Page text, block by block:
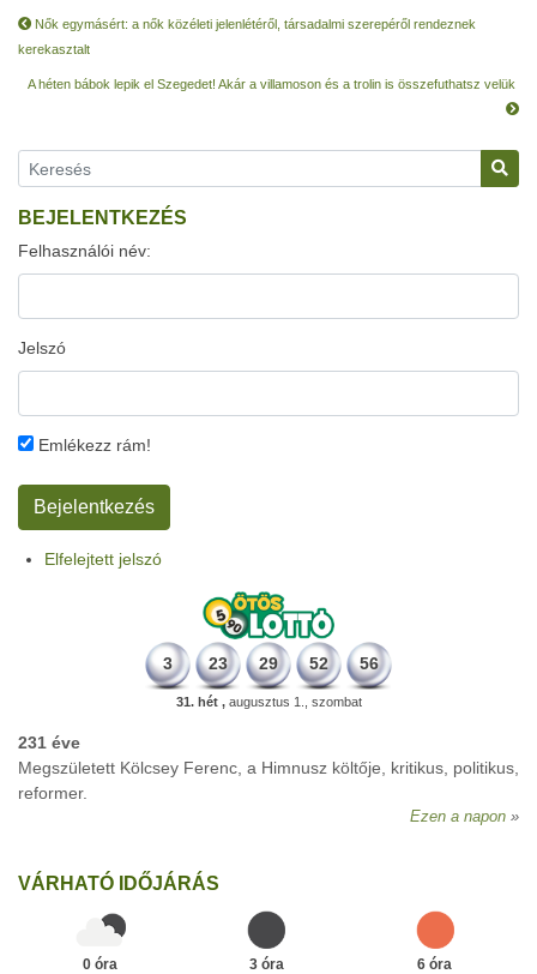
Nők egymásért: a nők közéleti jelenlétéről, társadalmi szerepéről rendeznek
kerekasztalt
A héten bábok lepik el Szegedet! Akár a villamoson és a trolin is összefuthatsz velük
BEJELENTKEZÉS
Felhasználói név:
Jelszó
Emlékezz rám!
Elfelejtett jelszó
3 23 29 52 56
31. hét ,augusztus 1., szombat
231 éve
Megszületett Kölcsey Ferenc, a Himnusz költője, kritikus, politikus,
reformer.
Ezen a napon
VÁRHATÓ IDŐJÁRÁS
0 óra
3 óra
6 óra